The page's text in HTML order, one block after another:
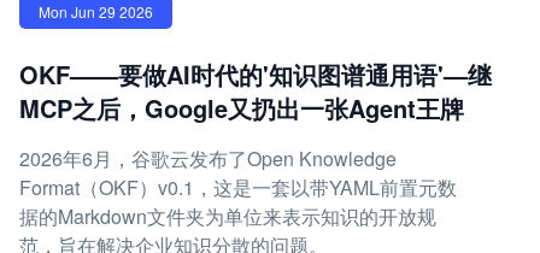
Mon Jun 29 2026
OKF——要做AI时代的'知识图谱通用语'—继
MCP之后，Google又扔出一张Agent王牌
2026年6月，谷歌云发布了Open Knowledge
Format（OKF）v0.1，这是一套以带YAML前置元数
据的Markdown文件夹为单位来表示知识的开放规
范，旨在解决企业知识分散的问题。